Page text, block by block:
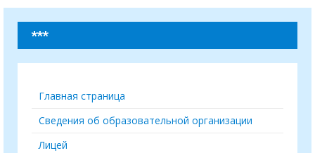
***
Главная страница
Сведения об образовательной организации
Лицей